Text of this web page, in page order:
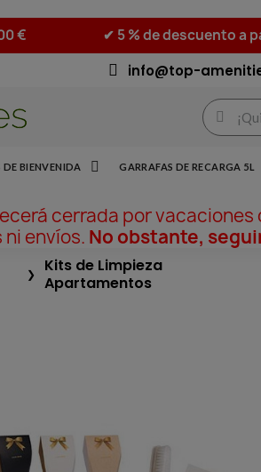
€ ✔ 5 % de descuento a
info@top-
DE BIENVENIDA GARRAFAS DE RECARGA 5L
cerrada por vacaciones
envíos. No obstante,
Kits de Limpieza
Apartamentos